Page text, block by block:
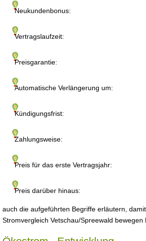
Neukundenbonus:
Vertragslaufzeit:
Preisgarantie:
Automatische Verlängerung um:
Kündigungsfrist:
Zahlungsweise:
Preis für das erste Vertragsjahr:
Preis darüber hinaus:
auch die aufgeführten Begriffe erläutern,
Stromvergleich Vetschau/Spreewald bewegen